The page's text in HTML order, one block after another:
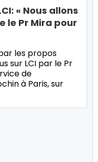
« Nous allons
le Pr Mira pour
les propos
sur LCI par le Pr
de
à Paris, sur